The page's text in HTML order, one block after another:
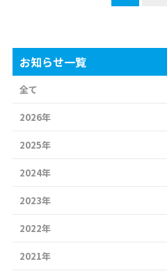
お知らせ一覧
全て
2026年
2025年
2024年
2023年
2022年
2021年